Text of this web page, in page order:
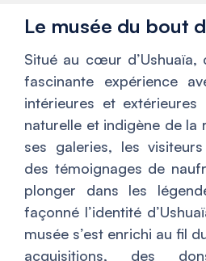
Le musée du bout
Situé au cœur
fascinante expérience
intérieures et extérieures
naturelle et indigène de la
ses galeries, les
des témoignages de
plonger dans les
façonné l’identité
musée s’est enrichi au fil
acquisitions, des